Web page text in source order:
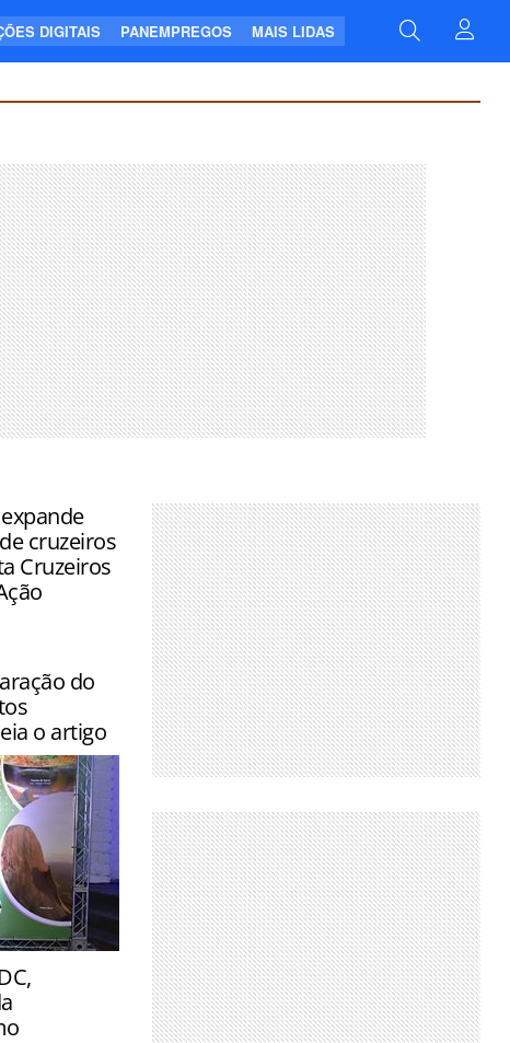
DIGITAIS PANEMPREGOS MAIS LIDAS
cruzeiros
Cruzeiros
do
o artigo
climáticos